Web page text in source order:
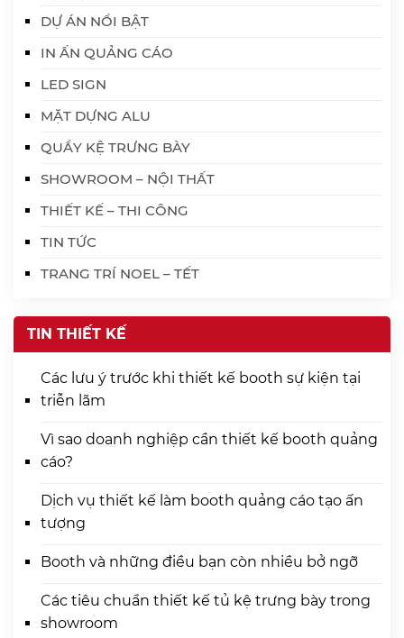
DỰ ÁN NỔI BẬT
IN ẤN QUẢNG CÁO
LED SIGN
MẶT DỰNG ALU
QUẦY KỆ TRƯNG BÀY
SHOWROOM – NỘI THẤT
THIẾT KẾ – THI CÔNG
TIN TỨC
TRANG TRÍ NOEL – TẾT
TIN THIẾT KẾ
Các lưu ý trước khi thiết kế booth sự kiện tại
triễn lãm
Vì sao doanh nghiệp cần thiết kế booth quảng
cáo?
Dịch vụ thiết kế làm booth quảng cáo tạo ấn
tượng
Booth và những điều bạn còn nhiều bở ngỡ
Các tiêu chuẩn thiết kế tủ kệ trưng bày trong
showroom